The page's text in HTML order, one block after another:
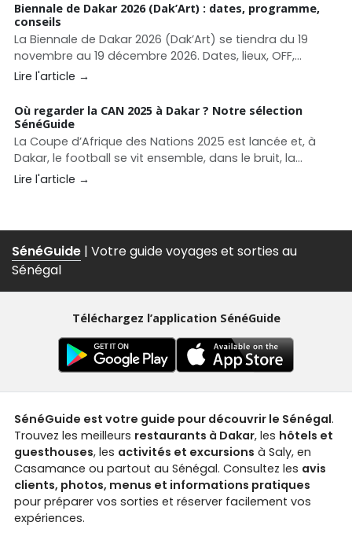
Biennale de Dakar 2026 (Dak’Art) : dates, programme,
conseils
La Biennale de Dakar 2026 (Dak’Art) se tiendra du 19
novembre au 19 décembre 2026. Dates, lieux, OFF,
conseils pour organiser votre séjour culturel à Dakar.
Lire l'article →
Où regarder la CAN 2025 à Dakar ? Notre sélection
SénéGuide
La Coupe d’Afrique des Nations 2025 est lancée et, à
Dakar, le football se vit ensemble, dans le bruit, la
ferveur et la convivialité. Entre écrans géants, rooftops
Lire l'article →
SénéGuide | Votre guide voyages et sorties au
Sénégal
Téléchargez l’application SénéGuide
SénéGuide est votre guide pour découvrir le Sénégal.
Trouvez les meilleurs restaurants à Dakar, les hôtels et
guesthouses, les activités et excursions à Saly, en
Casamance ou partout au Sénégal. Consultez les avis
clients, photos, menus et informations pratiques
pour préparer vos sorties et réserver facilement vos
expériences.